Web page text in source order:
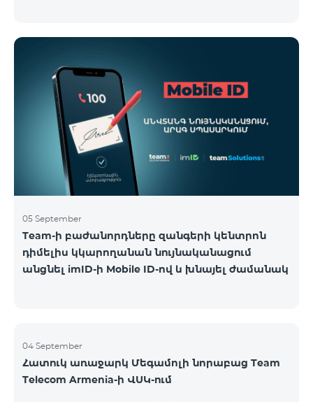
05 September
Team-ի բաժանորդները զանգերի կենտրոն
դիմելիս կկարողանան նույնականացում
անցնել imID-ի Mobile ID-ով և խնայել ժամանակ
04 September
Հատուկ առաջարկ Մեգամոլի նորաբաց Team
Telecom Armenia-ի ՎՍԿ-ում